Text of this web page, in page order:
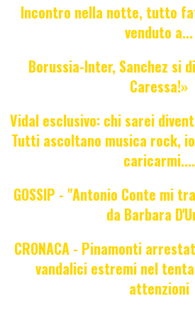
Incontro nella notte, tutto
venduto a...
Borussia-Inter, Sanchez si
Caressa!»
Vidal esclusivo: chi sarei
Tutti ascoltano musica rock,
caricarmi....
GOSSIP - "Antonio Conte mi
da Barbara
CRONACA - Pinamonti
vandalici estremi nel
attenzioni